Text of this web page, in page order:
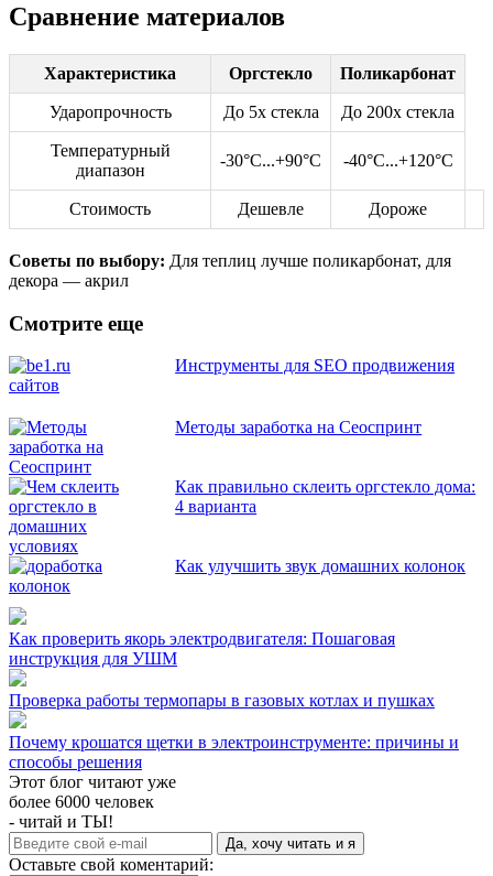
Сравнение материалов
Характеристика Оргстекло Поликарбонат
Ударопрочность До 5x стекла До 200x стекла
Температурный
диапазон
-30°C...+90°C -40°C...+120°C
Стоимость Дешевле Дороже
Советы по выбору: Для теплиц лучше поликарбонат, для
декора — акрил
Смотрите еще
Инструменты для SEO продвижения
сайтов
Методы заработка на Сеоспринт
Как правильно склеить оргстекло дома:
4 варианта
Как улучшить звук домашних колонок
Как проверить якорь электродвигателя: Пошаговая
инструкция для УШМ
Проверка работы термопары в газовых котлах и пушках
Почему крошатся щетки в электроинструменте: причины и
способы решения
Этот блог читают уже
более 6000 человек
- читай и ТЫ!
Да, хочу читать и я
Оставьте свой коментарий: